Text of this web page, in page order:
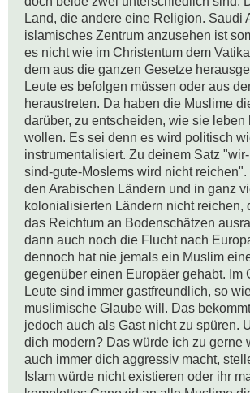
Land, die andere eine Religion. Saudi
islamisches Zentrum anzusehen ist
es nicht wie im Christentum dem
dem aus die ganzen Gesetze
Leute es befolgen müssen oder aus
heraustreten. Da haben die Muslime
darüber, zu entscheiden, wie sie leben
wollen. Es sei denn es wird politisch
instrumentalisiert. Zu deinem Satz
sind-gute-Moslems wird nicht
den Arabischen Ländern und in ganz
kolonialisierten Ländern nicht reichen,
das Reichtum an Bodenschätzen
dann auch noch die Flucht nach
dennoch hat nie jemals ein Muslim
gegenüber einen Europäer gehabt. Im
Leute sind immer gastfreundlich, so
muslimische Glaube will. Das
jedoch auch als Gast nicht zu spüren.
dich modern? Das würde ich zu gerne
auch immer dich aggressiv macht,
Islam würde nicht existieren oder ihr